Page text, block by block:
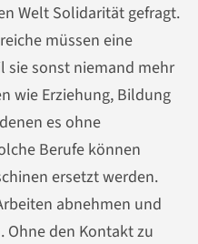
Welt Solidarität gefragt.
müssen eine
sie sonst niemand mehr
wie Erziehung, Bildung
es ohne
Berufe können
ersetzt werden.
abnehmen und
den Kontakt zu